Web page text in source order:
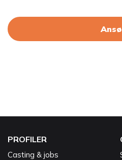
PROFILER
Casting & jobs